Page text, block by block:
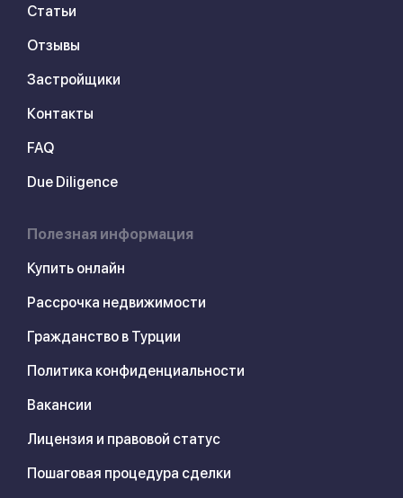
Статьи
Отзывы
Застройщики
Контакты
FAQ
Due Diligence
Полезная информация
Купить онлайн
Рассрочка недвижимости
Гражданство в Турции
Политика конфиденциальности
Вакансии
Лицензия и правовой статус
Пошаговая процедура сделки